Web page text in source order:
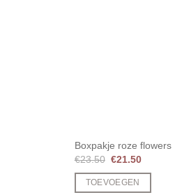
Boxpakje roze flowers
€23.50 Oorspronkelijke
was:
€23.50.
€21.50Huidige
TOEVOEGEN